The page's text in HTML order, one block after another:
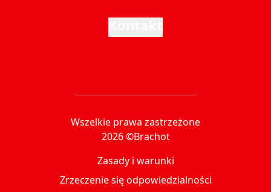
Wszelkie prawa zastrzeżone
2026 ©Brachot
Zasady i warunki
Zrzeczenie się odpowiedzialności